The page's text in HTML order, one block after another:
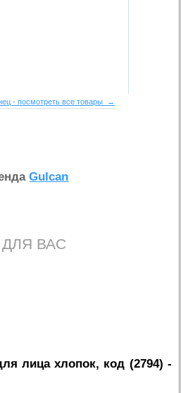
- посмотреть все товары →
Gulcan
ВАС
лица хлопок, код (2794) -